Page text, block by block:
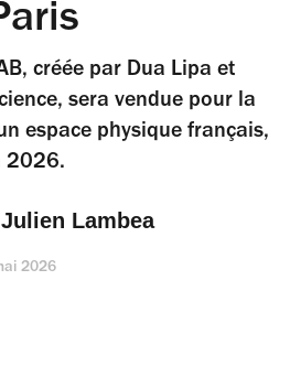
créée par Dua Lipa et
sera vendue pour la
espace physique français,
2026.
Julien Lambea
2026